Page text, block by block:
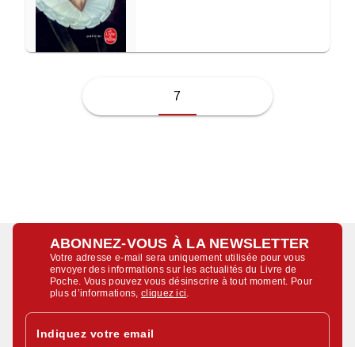
7
ABONNEZ-VOUS À LA NEWSLETTER
Votre adresse e-mail sera uniquement utilisée pour vous
envoyer des informations sur les actualités du Livre de
Poche. Vous pouvez vous désinscrire à tout moment. Pour
plus d’informations,cliquez ici.
Indiquez votre email